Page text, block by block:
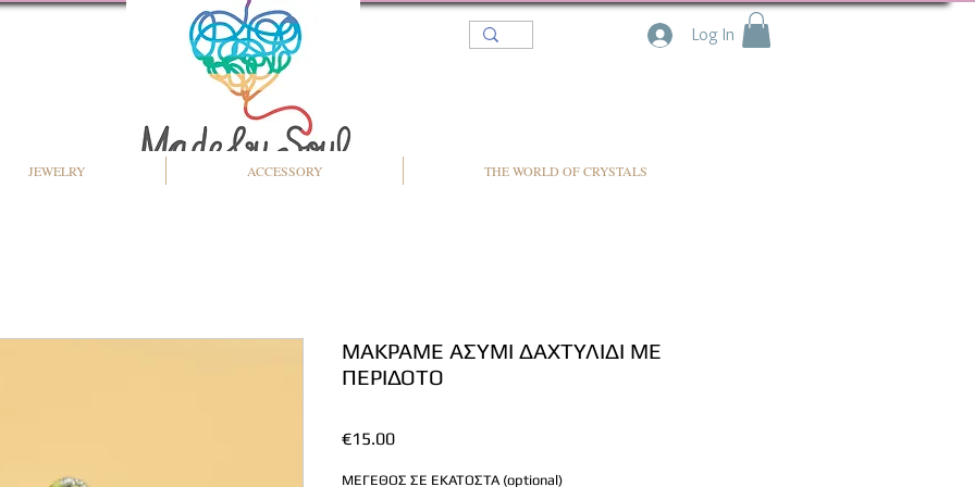
Log In
JEWELRY ACCESSORY THE WORLD OF CRYSTALS
ΜΑΚΡΑΜΕ ΑΣΥΜΙ ΔΑΧΤΥΛΙΔΙ ΜΕ
ΠΕΡΙΔΟΤΟ
€15.00Price
ΜΕΓΕΘΟΣ ΣΕ ΕΚΑΤΟΣΤΑ (optional)